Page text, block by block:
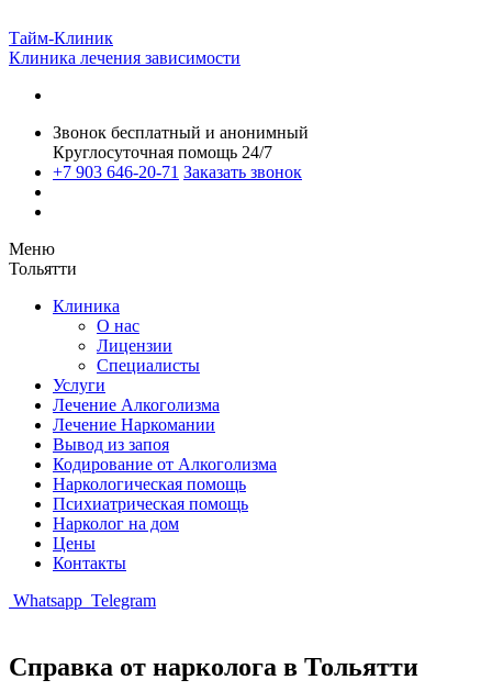
Тайм-Клиник
Клиника лечения зависимости
Звонок бесплатный и анонимный
Круглосуточная помощь 24/7
+7 903 646-20-71 Заказать звонок
Меню
Тольятти
Клиника
О нас
Лицензии
Специалисты
Услуги
Лечение Алкоголизма
Лечение Наркомании
Вывод из запоя
Кодирование от Алкоголизма
Наркологическая помощь
Психиатрическая помощь
Нарколог на дом
Цены
Контакты
Whatsapp Telegram
Справка от нарколога в Тольятти